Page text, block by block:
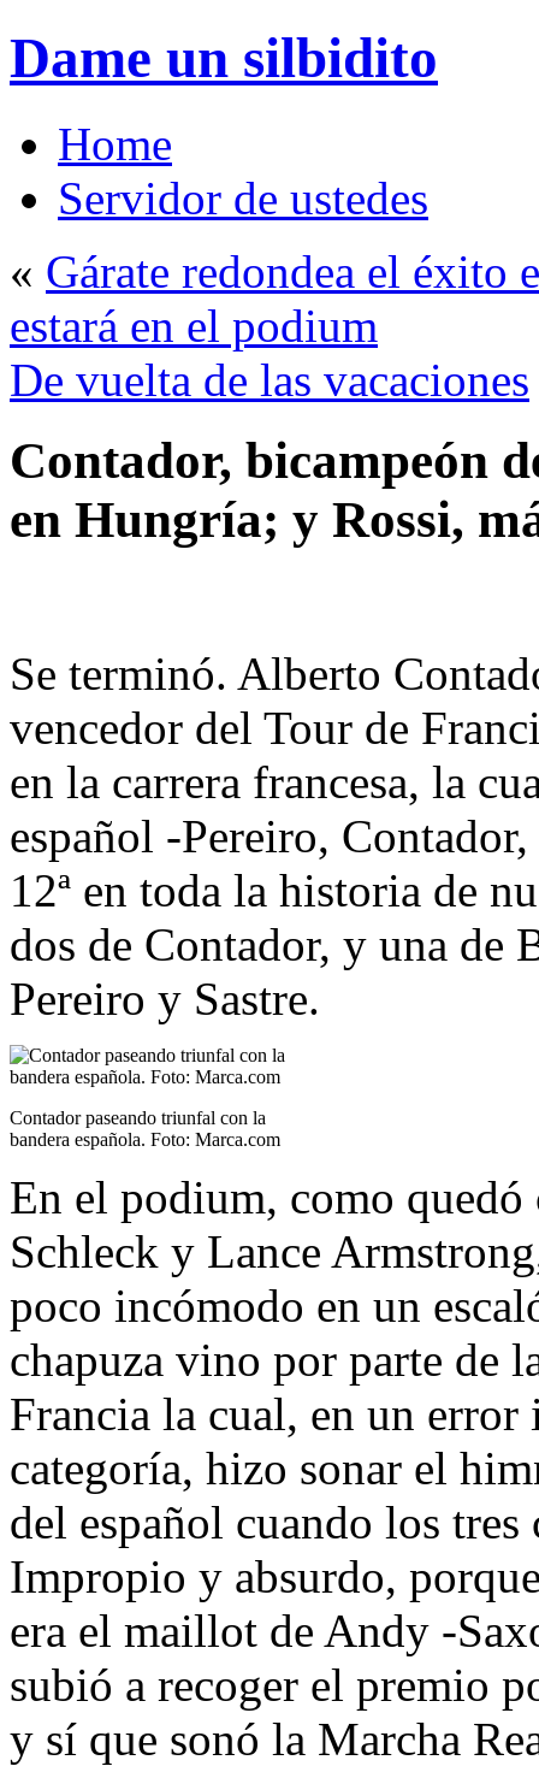
Dame un silbidito
Home
Servidor de ustedes
« Gárate redondea el éxito
estará en el podium
De vuelta de las vacaciones
Contador, bicampeón
en Hungría; y Rossi,
Se terminó. Alberto
vencedor del Tour de
en la carrera francesa, la
español -Pereiro,
12ª en toda la historia de
dos de Contador, y una de
Pereiro y Sastre.
Contador paseando triunfal con la
bandera española. Foto: Marca.com
En el podium, como
Schleck y Lance
poco incómodo en un
chapuza vino por parte de
Francia la cual, en un
categoría, hizo sonar el
del español cuando los
Impropio y absurdo,
era el maillot de Andy -
subió a recoger el premio
y sí que sonó la Marcha